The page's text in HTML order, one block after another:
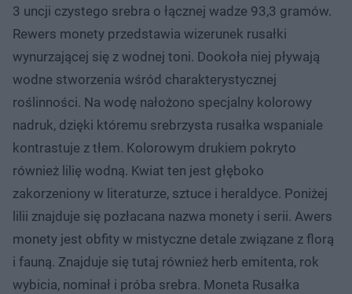
3 uncji czystego srebra o łącznej wadze 93,3 gramów.
Rewers monety przedstawia wizerunek rusałki
wynurzającej się z wodnej toni. Dookoła niej pływają
wodne stworzenia wśród charakterystycznej
roślinności. Na wodę nałożono specjalny kolorowy
nadruk, dzięki któremu srebrzysta rusałka wspaniale
kontrastuje z tłem. Kolorowym drukiem pokryto
również lilię wodną. Kwiat ten jest głęboko
zakorzeniony w literaturze, sztuce i heraldyce. Poniżej
lilii znajduje się pozłacana nazwa monety i serii. Awers
monety jest obfity w mistyczne detale związane z florą
i fauną. Znajduje się tutaj również herb emitenta, rok
wybicia, nominał i próba srebra. Moneta Rusałka